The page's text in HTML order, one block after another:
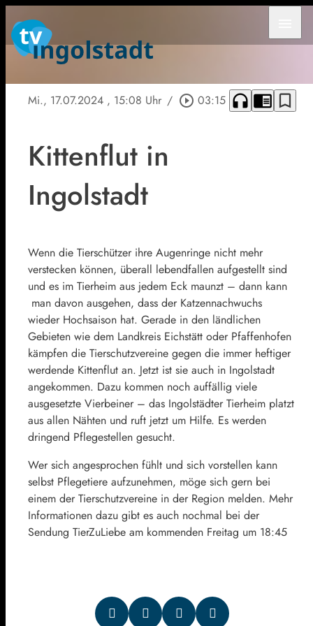
Mi., 17.07.2024 , 15:08 Uhr / play_circle_outline 03:15 headphones chrome_reader_mode bookmark_border
Kittenflut in
Ingolstadt
Wenn die Tierschützer ihre Augenringe nicht mehr
verstecken können, überall lebendfallen aufgestellt sind
und es im Tierheim aus jedem Eck maunzt – dann kann
man davon ausgehen, dass der Katzennachwuchs
wieder Hochsaison hat. Gerade in den ländlichen
Gebieten wie dem Landkreis Eichstätt oder Pfaffenhofen
kämpfen die Tierschutzvereine gegen die immer heftiger
werdende Kittenflut an. Jetzt ist sie auch in Ingolstadt
angekommen. Dazu kommen noch auffällig viele
ausgesetzte Vierbeiner – das Ingolstädter Tierheim platzt
aus allen Nähten und ruft jetzt um Hilfe. Es werden
dringend Pflegestellen gesucht.
Wer sich angesprochen fühlt und sich vorstellen kann
selbst Pflegetiere aufzunehmen, möge sich gern bei
einem der Tierschutzvereine in der Region melden. Mehr
Informationen dazu gibt es auch nochmal bei der
Sendung TierZuLiebe am kommenden Freitag um 18:45